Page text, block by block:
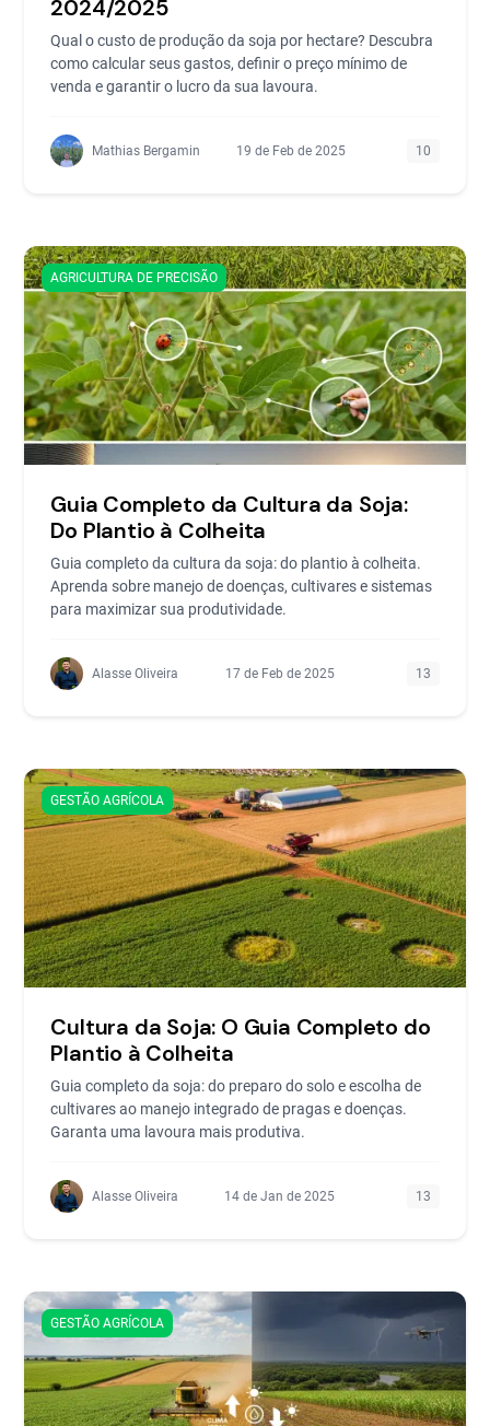
2024/2025
Qual o custo de produção da soja por hectare? Descubra
como calcular seus gastos, definir o preço mínimo de
venda e garantir o lucro da sua lavoura.
Mathias Bergamin 19 de Feb de 2025 10
AGRICULTURA DE PRECISÃO
Guia Completo da Cultura da Soja:
Do Plantio à Colheita
Guia completo da cultura da soja: do plantio à colheita.
Aprenda sobre manejo de doenças, cultivares e sistemas
para maximizar sua produtividade.
Alasse Oliveira 17 de Feb de 2025 13
GESTÃO AGRÍCOLA
Cultura da Soja: O Guia Completo do
Plantio à Colheita
Guia completo da soja: do preparo do solo e escolha de
cultivares ao manejo integrado de pragas e doenças.
Garanta uma lavoura mais produtiva.
Alasse Oliveira 14 de Jan de 2025 13
GESTÃO AGRÍCOLA